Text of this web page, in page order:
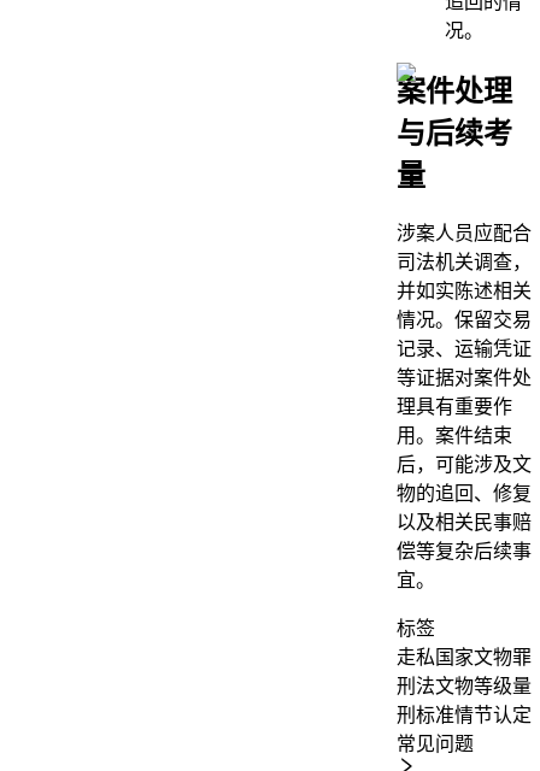
况。
案件处理
与后续考
量
涉案人员应配合
司法机关调查，
并如实陈述相关
情况。保留交易
记录、运输凭证
等证据对案件处
理具有重要作
用。案件结束
后，可能涉及文
物的追回、修复
以及相关民事赔
偿等复杂后续事
宜。
标签
走私国家文物罪
刑法文物等级量
刑标准情节认定
常见问题